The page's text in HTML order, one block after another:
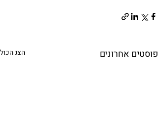
פוסטים אחרונים הצג הכול